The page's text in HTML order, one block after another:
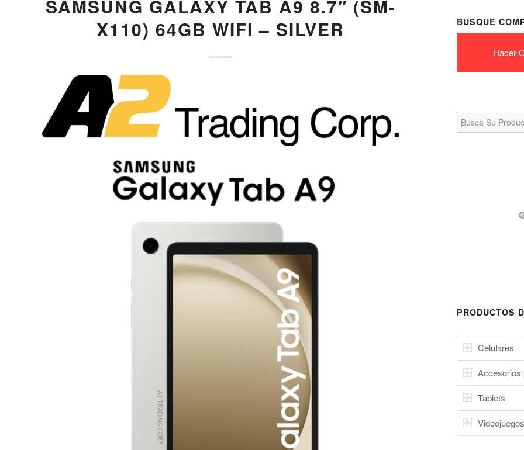
SAMSUNG GALAXY TAB A9 8.7″ (SM-
X110) 64GB WIFI – SILVER
BUSQUE
Hacer
Search
for:
PRODUCTOS
Celulares
Accesorios
Tablets
Videojuegos